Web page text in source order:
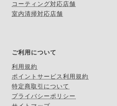
コーティング対応店舗
室内清掃対応店舗
ご利用について
利用規約
ポイントサービス利用規約
特定商取引について
プライバシーポリシー